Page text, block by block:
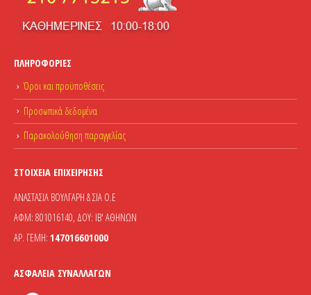
ΠΛΗΡΟΦΟΡΊΕΣ
Όροι και προϋποθέσεις
Προσωπικά δεδομένα
Παρακολούθηση παραγγελίας
ΣΤΟΙΧΕΊΑ ΕΠΙΧΕΊΡΗΣΗΣ
ΑΝΑΣΤΑΣΙΑ ΒΟΥΛΓΑΡΗ & ΣΙΑ Ο.Ε
ΑΦΜ: 801016140, ΔΟΥ: ΙΒ' ΑΘΗΝΩΝ
ΑΡ. ΓΕΜΗ: 147016601000
ΑΣΦΆΛΕΙΑ ΣΥΝΑΛΛΑΓΏΝ